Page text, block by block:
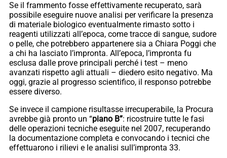
Se il frammento fosse effettivamente recuperato, sarà
possibile eseguire nuove analisi per verificare la presenza
di materiale biologico eventualmente rimasto sotto i
reagenti utilizzati all’epoca, come tracce di sangue, sudore
o pelle, che potrebbero appartenere sia a Chiara Poggi che
a chi ha lasciato l’impronta. All’epoca, l’impronta fu
esclusa dalle prove principali perché i test – meno
avanzati rispetto agli attuali – diedero esito negativo. Ma
oggi, grazie al progresso scientifico, il responso potrebbe
essere diverso.
Se invece il campione risultasse irrecuperabile, la Procura
avrebbe già pronto un “piano B”: ricostruire tutte le fasi
delle operazioni tecniche eseguite nel 2007, recuperando
la documentazione completa e convocando i tecnici che
effettuarono i rilievi e le analisi sull’impronta 33.